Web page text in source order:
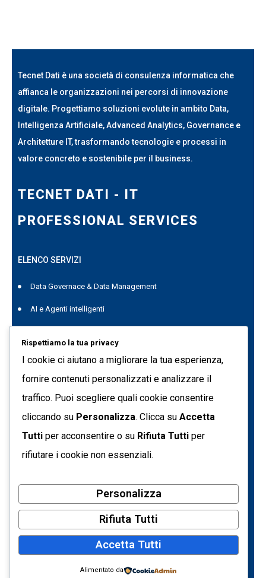
Tecnet Dati è una società di consulenza informatica che
affianca le organizzazioni nei percorsi di innovazione
digitale. Progettiamo soluzioni evolute in ambito Data,
Intelligenza Artificiale, Advanced Analytics, Governance e
Architetture IT, trasformando tecnologie e processi in
valore concreto e sostenibile per il business.
TECNET DATI - IT
PROFESSIONAL SERVICES
ELENCO SERVIZI
Data Governace & Data Management
AI e Agenti intelligenti
Quest Data Management Platform
Formazione
C.so Svizzera 185 10149 - Torino (TO) Italia
info@tecnetdati.it
Partita IVA: 05793500017
Codice Fiscale: 09205650154
Registro Imprese di Torino – REA n. 719161
Capitale sociale € 10.400,00 i.v.
Rispettiamo la tua privacy
I cookie ci aiutano a migliorare la tua esperienza,
fornire contenuti personalizzati e analizzare il
traffico. Puoi scegliere quali cookie consentire
cliccando su Personalizza. Clicca su Accetta
Tutti per acconsentire o su Rifiuta Tutti per
rifiutare i cookie non essenziali.
Personalizza
Rifiuta Tutti
Accetta Tutti
Alimentato da